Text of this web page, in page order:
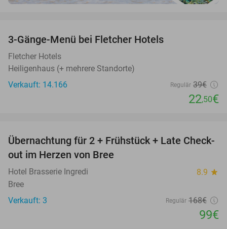
3-Gänge-Menü bei Fletcher Hotels
Fletcher Hotels
Heiligenhaus (+ mehrere Standorte)
Verkauft: 14.166
Regulär 39€
22,50€
41%
TODAY
Übernachtung für 2 + Frühstück + Late Check-
out im Herzen von Bree
Hotel Brasserie Ingredi 8.9 star
Bree
Verkauft: 3
Regulär 168€
99€